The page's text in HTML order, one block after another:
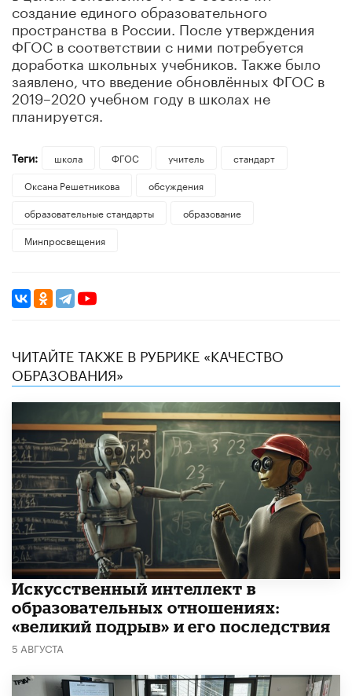
создание единого образовательного
пространства в России. После утверждения
ФГОС в соответствии с ними потребуется
доработка школьных учебников. Также было
заявлено, что введение обновлённых ФГОС в
2019–2020 учебном году в школах не
планируется.
Теги: школа ФГОС учитель
стандарт
Оксана Решетникова
обсуждения
образовательные стандарты
образование
Минпросвещения
ЧИТАЙТЕ ТАКЖЕ В РУБРИКЕ «КАЧЕСТВО
ОБРАЗОВАНИЯ»
​Искусственный интеллект в
образовательных отношениях:
«великий подрыв» и его последствия
5 АВГУСТА